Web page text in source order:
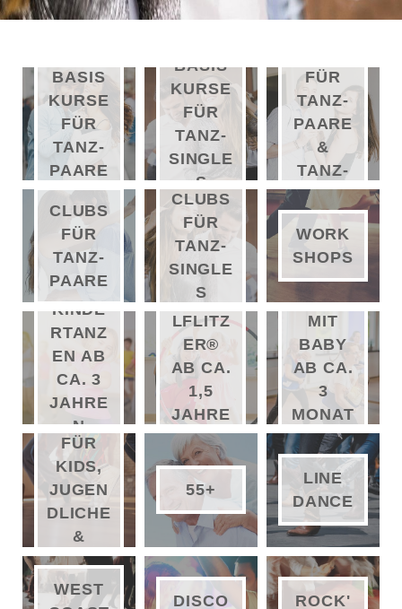
BASIS
KURSE
FÜR
TANZ-
PAARE
BASIS
KURSE
FÜR
TANZ-
SINGLE
S
FÜR
TANZ-
PAARE
&
TANZ-
SINGLE
S
CLUBS
FÜR
TANZ-
PAARE
CLUBS
FÜR
TANZ-
SINGLE
S
WORK
SHOPS
KINDE
RTANZ
EN AB
CA. 3
JAHRE
N
WINDE
LFLITZ
ER®
AB CA.
1,5
JAHRE
N
SPORT
MIT
BABY
AB CA.
3
MONAT
EN
HIP
HOP
FÜR
KIDS,
JUGEN
DLICHE
&
ERWAC
HSENE
55+
LINE
DANCE
WEST
DISCO
ROCK'